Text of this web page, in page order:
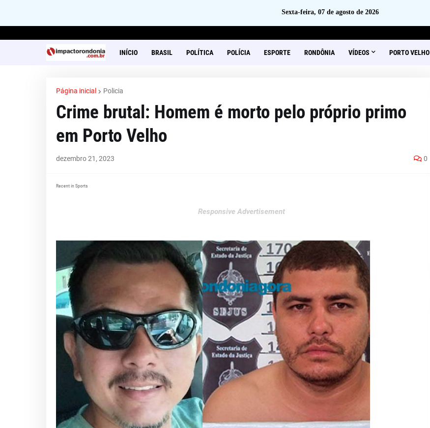
Sexta-feira, 07 de agosto de 2026
INÍCIO BRASIL POLÍTICA POLÍCIA ESPORTE RONDÔNIA VÍDEOS PORTO VELHO
Página inicial Policia
Crime brutal: Homem é morto pelo próprio primo
em Porto Velho
dezembro 21, 2023 0
Recent in Sports
Responsive Advertisement